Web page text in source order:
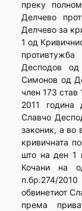
преку
Делчево
Делчево за
1 од
Десподов
Симонов од
член 173
2011 година
Славчо
законик, а во
кривичната
што на ден 1
Кочани на
п.бр.274/
обвинетиот
према